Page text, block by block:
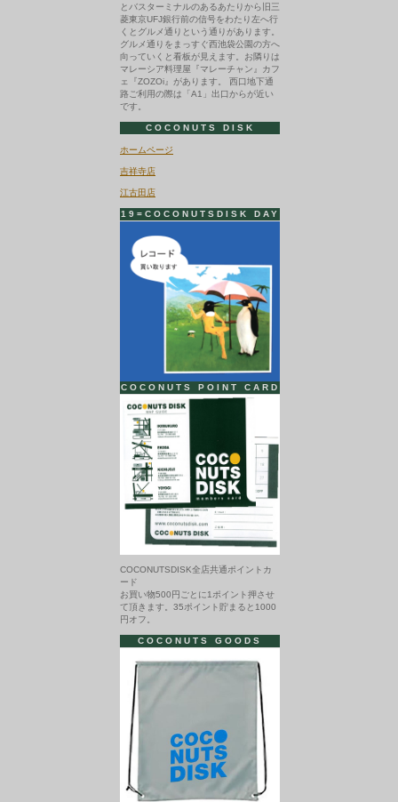
とバスターミナルのあるあたりから旧三
菱東京UFJ銀行前の信号をわたり左へ行
くとグルメ通りという通りがあります。
グルメ通りをまっすぐ西池袋公園の方へ
向っていくと看板が見えます。お隣りは
マレーシア料理屋『マレーチャン』カフ
ェ『ZOZOi』があります。 西口地下通
路ご利用の際は「A1」出口からが近い
です。
COCONUTS DISK
ホームページ
吉祥寺店
江古田店
19=COCONUTSDISK DAY
COCONUTS POINT CARD
COCONUTSDISK全店共通ポイントカ
ード
お買い物500円ごとに1ポイント押させ
て頂きます。35ポイント貯まると1000
円オフ。
COCONUTS GOODS